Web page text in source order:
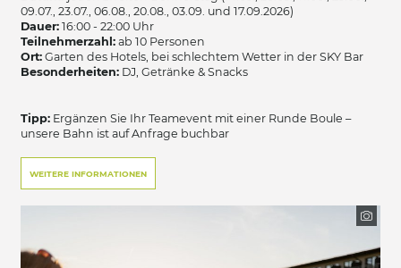
09.07., 23.07., 06.08., 20.08., 03.09. und 17.09.2026)
Dauer:16:00 - 22:00 Uhr
Teilnehmerzahl:ab 10 Personen
Ort:Garten des Hotels, bei schlechtem Wetter in der SKY Bar
Besonderheiten:DJ, Getränke & Snacks
Tipp:Ergänzen Sie Ihr Teamevent mit einer Runde Boule –
unsere Bahn ist auf Anfrage buchbar
WEITERE INFORMATIONEN